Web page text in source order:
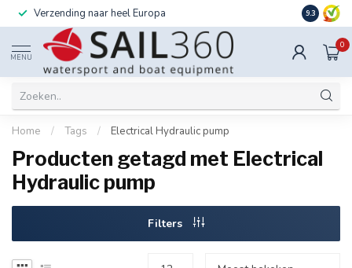
Verzending naar heel Europa Ook
9.3
MENU
0
Home / Tags / Electrical Hydraulic pump
Producten getagd met Electrical
Hydraulic pump
Filters